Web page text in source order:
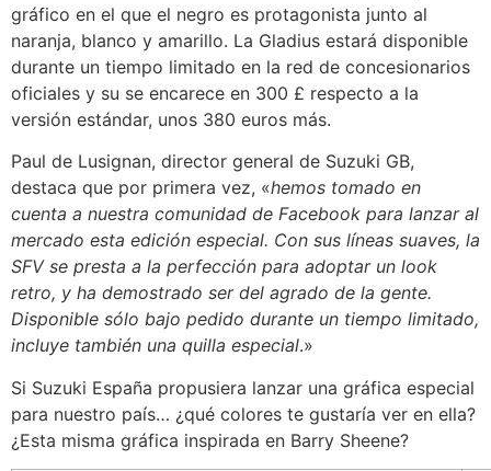
gráfico en el que el negro es protagonista junto al
naranja, blanco y amarillo. La Gladius estará disponible
durante un tiempo limitado en la red de concesionarios
oficiales y su se encarece en 300 £ respecto a la
versión estándar, unos 380 euros más.
Paul de Lusignan, director general de Suzuki GB,
destaca que por primera vez, «hemos tomado en
cuenta a nuestra comunidad de Facebook para lanzar al
mercado esta edición especial. Con sus líneas suaves, la
SFV se presta a la perfección para adoptar un look
retro, y ha demostrado ser del agrado de la gente.
Disponible sólo bajo pedido durante un tiempo limitado,
incluye también una quilla especial.»
Si Suzuki España propusiera lanzar una gráfica especial
para nuestro país… ¿qué colores te gustaría ver en ella?
¿Esta misma gráfica inspirada en Barry Sheene?